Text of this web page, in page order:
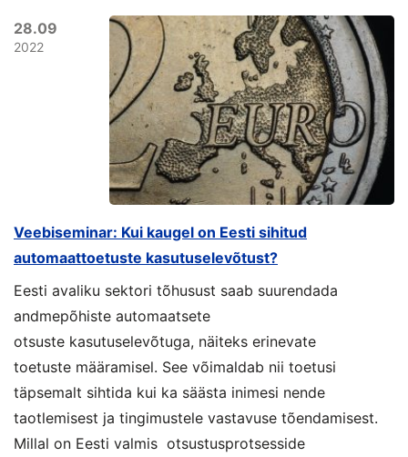
28.09
2022
Veebiseminar: Kui kaugel on Eesti sihitud
automaattoetuste kasutuselevõtust?
Eesti avaliku sektori tõhusust saab suurendada
andmepõhiste automaatsete
otsuste kasutuselevõtuga, näiteks erinevate
toetuste määramisel. See võimaldab nii toetusi
täpsemalt sihtida kui ka säästa inimesi nende
taotlemisest ja tingimustele vastavuse tõendamisest.
Millal on Eesti valmis otsustusprotsesside